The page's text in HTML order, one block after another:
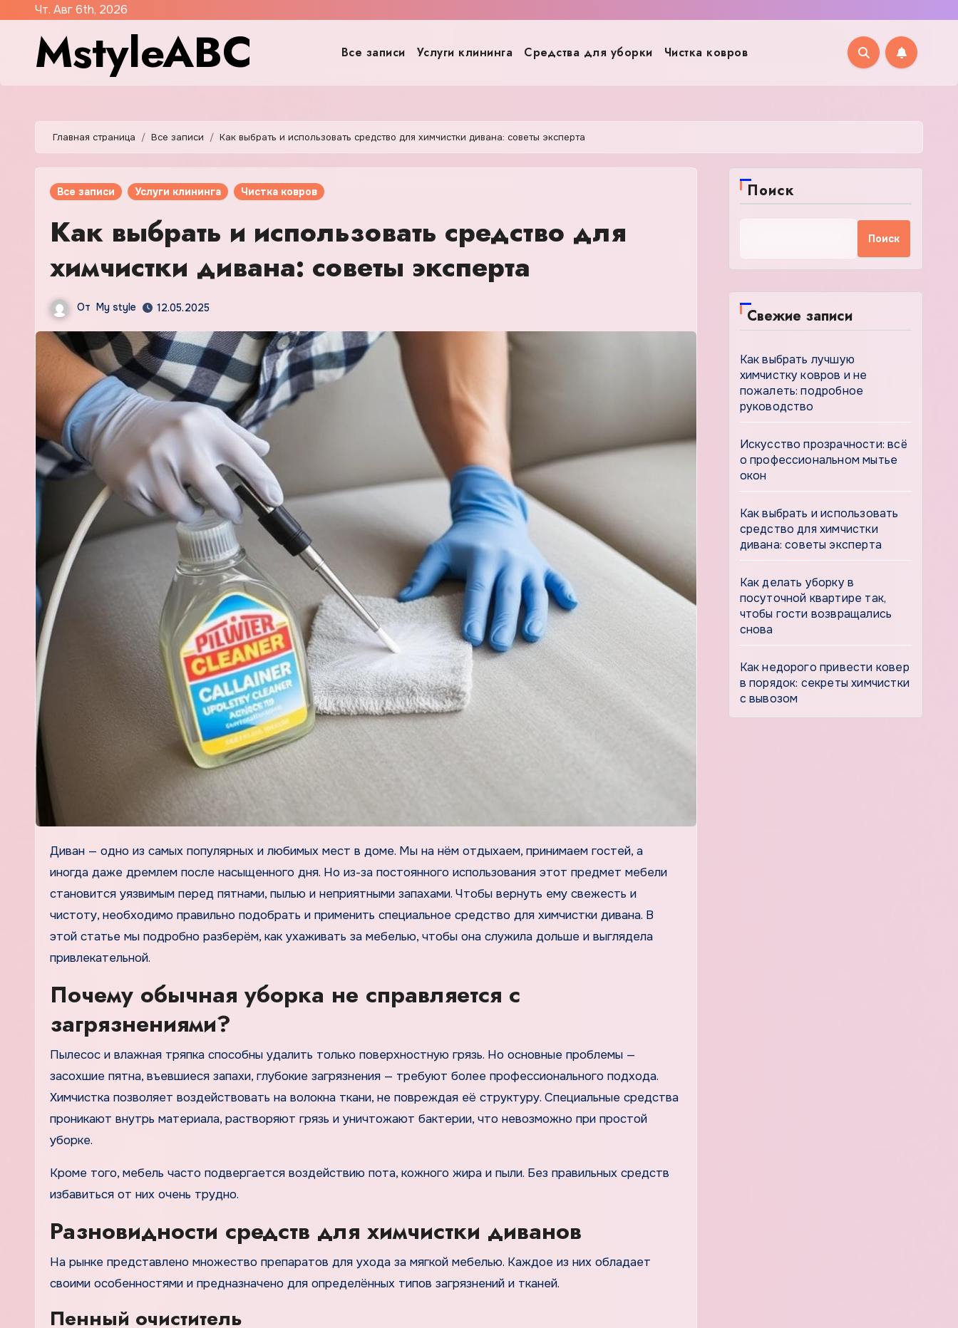
Перейти
содержимому
Чт. Авг 6th, 2026
MstyleABC Все записи Услуги клининга Средства для уборки Чистка ковров
Главная страница Все записи Как выбрать и использовать средство для химчистки дивана: советы эксперта
Все записи Услуги клининга Чистка ковров
Как выбрать и использовать средство для
химчистки дивана: советы эксперта
От My style 12.05.2025
Диван — одно из самых популярных и любимых мест в доме. Мы на нём отдыхаем, принимаем гостей, а
иногда даже дремлем после насыщенного дня. Но из-за постоянного использования этот предмет мебели
становится уязвимым перед пятнами, пылью и неприятными запахами. Чтобы вернуть ему свежесть и
чистоту, необходимо правильно подобрать и применить специальное средство для химчистки дивана. В
этой статье мы подробно разберём, как ухаживать за мебелью, чтобы она служила дольше и выглядела
привлекательной.
Почему обычная уборка не справляется с
загрязнениями?
Пылесос и влажная тряпка способны удалить только поверхностную грязь. Но основные проблемы —
засохшие пятна, въевшиеся запахи, глубокие загрязнения — требуют более профессионального подхода.
Химчистка позволяет воздействовать на волокна ткани, не повреждая её структуру. Специальные средства
проникают внутрь материала, растворяют грязь и уничтожают бактерии, что невозможно при простой
уборке.
Кроме того, мебель часто подвергается воздействию пота, кожного жира и пыли. Без правильных средств
избавиться от них очень трудно.
Разновидности средств для химчистки диванов
На рынке представлено множество препаратов для ухода за мягкой мебелью. Каждое из них обладает
своими особенностями и предназначено для определённых типов загрязнений и тканей.
Пенный очиститель
Поиск
Поиск
Свежие записи
Как выбрать лучшую
химчистку ковров и не
пожалеть: подробное
руководство
Искусство прозрачности: всё
о профессиональном мытье
окон
Как выбрать и использовать
средство для химчистки
дивана: советы эксперта
Как делать уборку в
посуточной квартире так,
чтобы гости возвращались
снова
Как недорого привести ковер
в порядок: секреты химчистки
с вывозом